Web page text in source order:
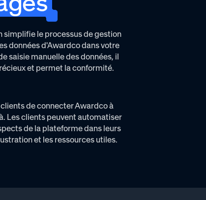
le processus de gestion
données d'Awardco dans votre
saisie manuelle des données, il
et permet la conformité.
de connecter Awardco à
Les clients peuvent automatiser
de la plateforme dans leurs
et les ressources utiles.